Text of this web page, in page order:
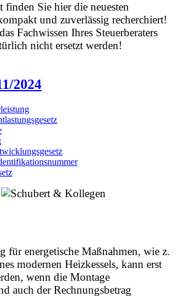
Sie hier die neuesten
und zuverlässig recherchiert!
Fachwissen Ihres Steuerberaters
nicht ersetzt werden!
2024
für energetische Maßnahmen, wie z.
modernen Heizkessels, kann erst
wenn die Montage
auch der Rechnungsbetrag